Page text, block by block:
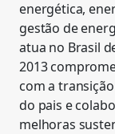
energética,
gestão de
atua no Brasil
2013
com a
do pais e
melhoras